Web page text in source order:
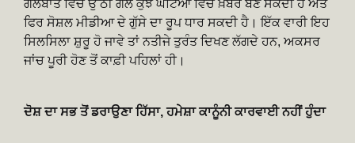
ਗੱਲਬਾਤ ਵਿੱਚ ਉੱਠੀ ਗੱਲ ਕੁਝ ਘੰਟਿਆਂ ਵਿੱਚ ਖ਼ਬਰ ਬਣ ਸਕਦੀ ਹੈ ਅਤੇ
ਫਿਰ ਸੋਸ਼ਲ ਮੀਡੀਆ ਦੇ ਗੁੱਸੇ ਦਾ ਰੂਪ ਧਾਰ ਸਕਦੀ ਹੈ। ਇੱਕ ਵਾਰੀ ਇਹ
ਸਿਲਸਿਲਾ ਸ਼ੁਰੂ ਹੋ ਜਾਵੇ ਤਾਂ ਨਤੀਜੇ ਤੁਰੰਤ ਦਿਖਣ ਲੱਗਦੇ ਹਨ, ਅਕਸਰ
ਜਾਂਚ ਪੂਰੀ ਹੋਣ ਤੋਂ ਕਾਫ਼ੀ ਪਹਿਲਾਂ ਹੀ।
ਦੋਸ਼ ਦਾ ਸਭ ਤੋਂ ਡਰਾਉਣਾ ਹਿੱਸਾ, ਹਮੇਸ਼ਾ ਕਾਨੂੰਨੀ ਕਾਰਵਾਈ ਨਹੀਂ ਹੁੰਦਾ